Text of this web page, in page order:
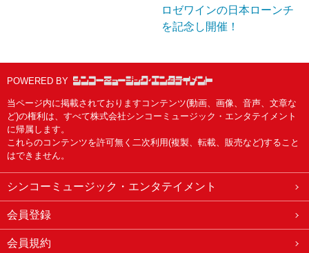
ロゼワインの日本ローンチ
を記念し開催！
POWERED BY
当ページ内に掲載されておりますコンテンツ(動画、画像、音声、文章な
ど)の権利は、すべて株式会社シンコーミュージック・エンタテイメント
に帰属します。
これらのコンテンツを許可無く二次利用(複製、転載、販売など)すること
はできません。
シンコーミュージック・エンタテイメント
会員登録
会員規約